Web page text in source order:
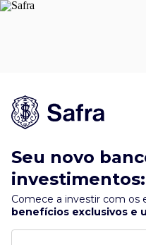
Seu novo
Comece a investir com os
benefícios exclusivos e